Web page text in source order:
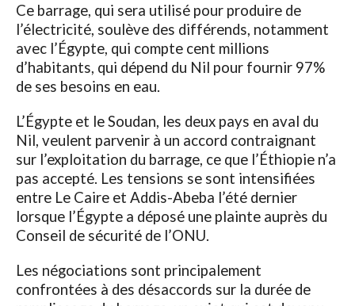
Ce barrage, qui sera utilisé pour produire de
l’électricité, soulève des différends, notamment
avec l’Égypte, qui compte cent millions
d’habitants, qui dépend du Nil pour fournir 97%
de ses besoins en eau.
L’Égypte et le Soudan, les deux pays en aval du
Nil, veulent parvenir à un accord contraignant
sur l’exploitation du barrage, ce que l’Éthiopie n’a
pas accepté. Les tensions se sont intensifiées
entre Le Caire et Addis-Abeba l’été dernier
lorsque l’Égypte a déposé une plainte auprès du
Conseil de sécurité de l’ONU.
Les négociations sont principalement
confrontées à des désaccords sur la durée de